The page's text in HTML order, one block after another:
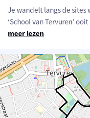
Je wandelt langs de sites
‘School van Tervuren’
meer lezen